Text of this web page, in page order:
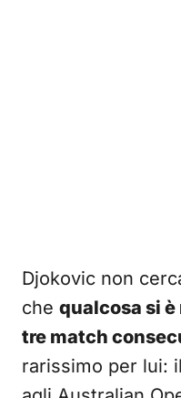
Djokovic non
che qualcosa si è
tre match
rarissimo per lui: